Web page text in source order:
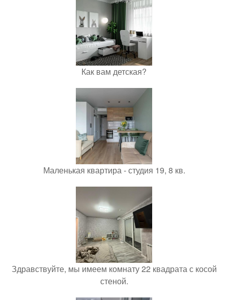
Как вам детская?
Маленькая квартира - студия 19, 8 кв.
Здравствуйте, мы имеем комнату 22 квадрата с косой
стеной.